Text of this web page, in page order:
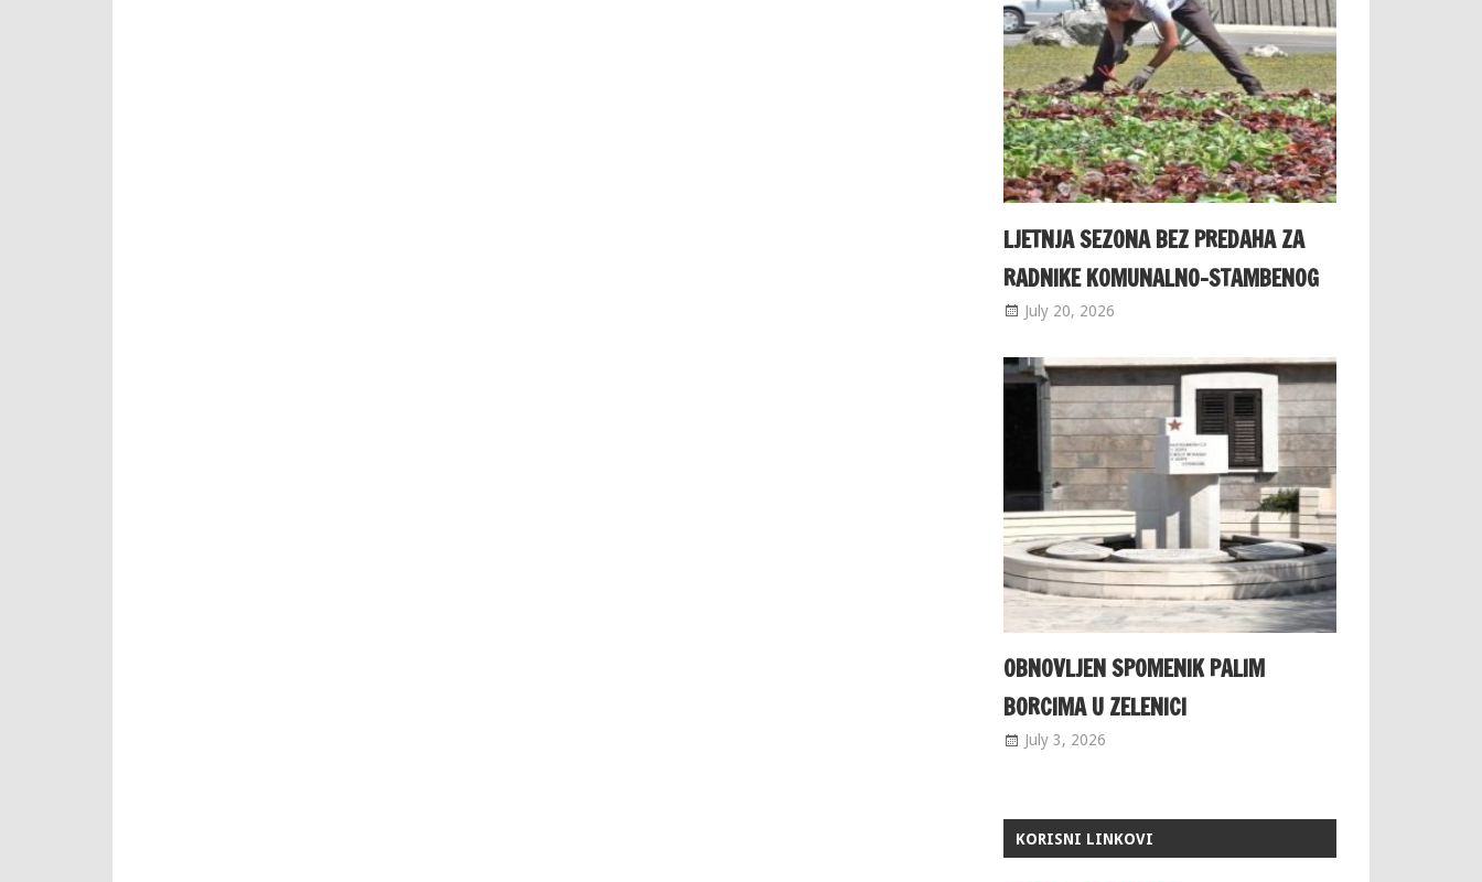
LJETNJA SEZONA BEZ PREDAHA ZA
RADNIKE KOMUNALNO-STAMBENOG
July 20, 2026
OBNOVLJEN SPOMENIK PALIM
BORCIMA U ZELENICI
July 3, 2026
KORISNI LINKOVI